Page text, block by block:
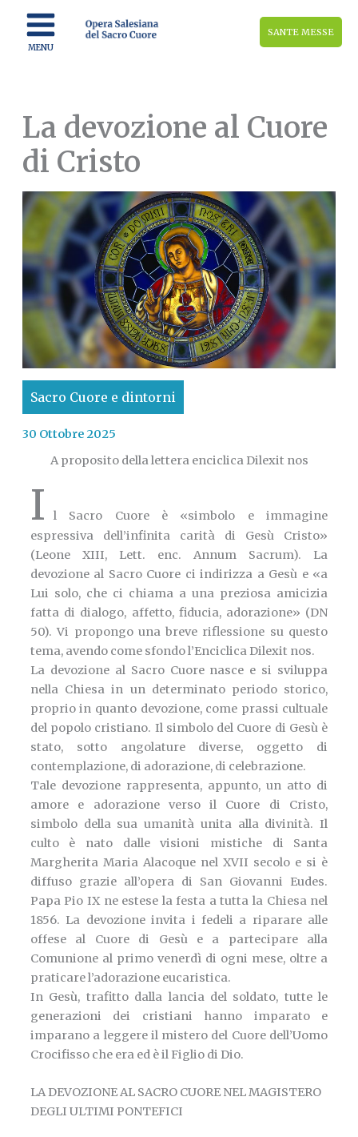
contenuto
MENU
SANTE MESSE
La devozione al Cuore
di Cristo
Sacro Cuore e dintorni
30 Ottobre 2025
A proposito della lettera enciclica Dilexit nos
I
l Sacro Cuore è «simbolo e immagine
espressiva dell’infinita carità di Gesù Cristo»
(Leone XIII, Lett. enc. Annum Sacrum). La
devozione al Sacro Cuore ci indirizza a Gesù e «a
Lui solo, che ci chiama a una preziosa amicizia
fatta di dialogo, affetto, fiducia, adorazione» (DN
50). Vi propongo una breve riflessione su questo
tema, avendo come sfondo l’Enciclica Dilexit nos.
La devozione al Sacro Cuore nasce e si sviluppa
nella Chiesa in un determinato periodo storico,
proprio in quanto devozione, come prassi cultuale
del popolo cristiano. Il simbolo del Cuore di Gesù è
stato, sotto angolature diverse, oggetto di
contemplazione, di adorazione, di celebrazione.
Tale devozione rappresenta, appunto, un atto di
amore e adorazione verso il Cuore di Cristo,
simbolo della sua umanità unita alla divinità. Il
culto è nato dalle visioni mistiche di Santa
Margherita Maria Alacoque nel XVII secolo e si è
diffuso grazie all’opera di San Giovanni Eudes.
Papa Pio IX ne estese la festa a tutta la Chiesa nel
1856. La devozione invita i fedeli a riparare alle
offese al Cuore di Gesù e a partecipare alla
Comunione al primo venerdì di ogni mese, oltre a
praticare l’adorazione eucaristica.
In Gesù, trafitto dalla lancia del soldato, tutte le
generazioni dei cristiani hanno imparato e
imparano a leggere il mistero del Cuore dell’Uomo
Crocifisso che era ed è il Figlio di Dio.
LA DEVOZIONE AL SACRO CUORE NEL MAGISTERO
DEGLI ULTIMI PONTEFICI